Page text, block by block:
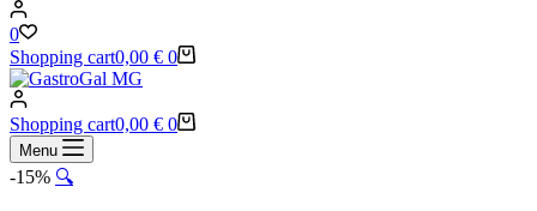
0
Shopping cart0,00 € 0
Shopping cart0,00 € 0
Menu
-15% 🔍